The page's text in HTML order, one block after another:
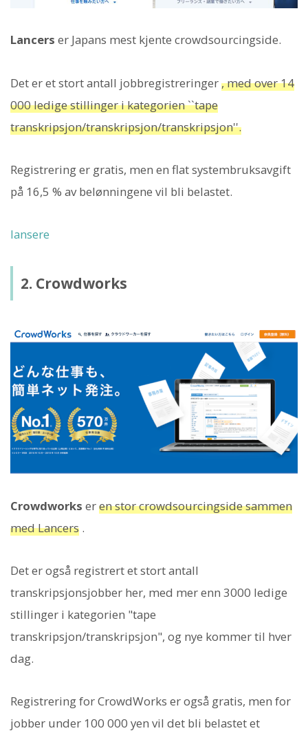
Lancers er Japans mest kjente crowdsourcingside.
Det er et stort antall jobbregistreringer, med over 14
000 ledige stillinger i kategorien ``tape
transkripsjon/transkripsjon/transkripsjon''.
Registrering er gratis, men en flat systembruksavgift
på 16,5 % av belønningene vil bli belastet.
lansere
2. Crowdworks
Crowdworks eren stor crowdsourcingside sammen
med Lancers .
Det er også registrert et stort antall
transkripsjonsjobber her, med mer enn 3000 ledige
stillinger i kategorien "tape
transkripsjon/transkripsjon", og nye kommer til hver
dag.
Registrering for CrowdWorks er også gratis, men for
jobber under 100 000 yen vil det bli belastet et